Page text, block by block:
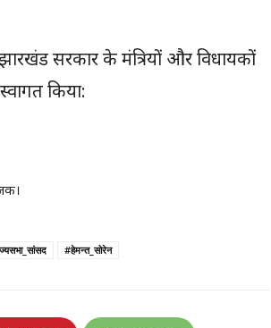
सरकार के मंत्रियों और विधायकों
किया:
#हेमन्त_सोरेन